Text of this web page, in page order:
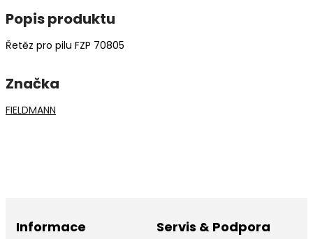
Popis produktu
Řetěz pro pilu FZP 70805
Značka
FIELDMANN
Informace Servis & Podpora